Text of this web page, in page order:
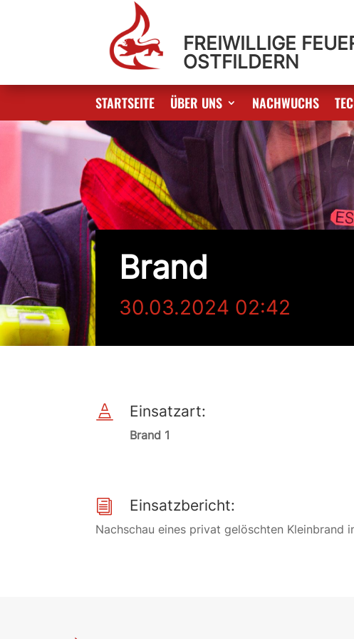
FREIWILLIGE
OSTFILDERN
STARTSEITE ÜBER UNS NACHWUCHS
Brand
30.03.2024 02:42
 Einsatzart:
Brand 1
i Einsatzbericht:
Nachschau eines privat gelöschten Kleinbrand